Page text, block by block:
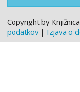
Copyright by
podatkov | Izjava o